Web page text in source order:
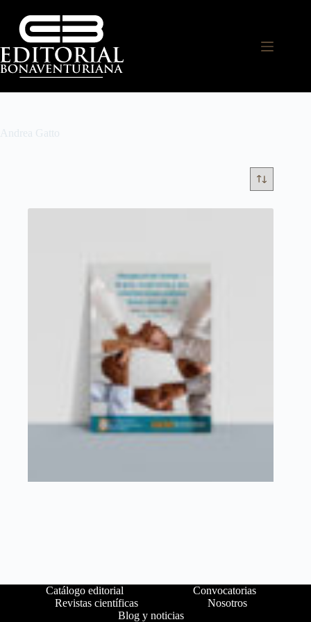
Andrea Gatto
Catálogo editorial
Convocatorias
Revistas científicas
Nosotros
Blog y noticias